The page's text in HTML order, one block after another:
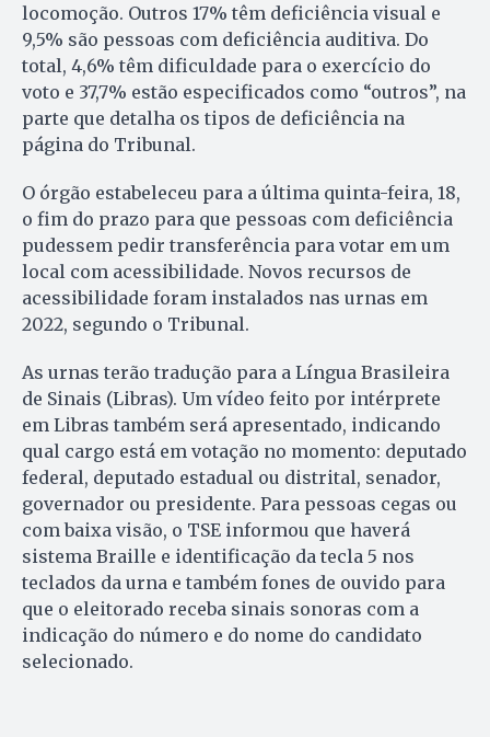
locomoção. Outros 17% têm deficiência visual e
9,5% são pessoas com deficiência auditiva. Do
total, 4,6% têm dificuldade para o exercício do
voto e 37,7% estão especificados como “outros”, na
parte que detalha os tipos de deficiência na
página do Tribunal.
O órgão estabeleceu para a última quinta-feira, 18,
o fim do prazo para que pessoas com deficiência
pudessem pedir transferência para votar em um
local com acessibilidade. Novos recursos de
acessibilidade foram instalados nas urnas em
2022, segundo o Tribunal.
As urnas terão tradução para a Língua Brasileira
de Sinais (Libras). Um vídeo feito por intérprete
em Libras também será apresentado, indicando
qual cargo está em votação no momento: deputado
federal, deputado estadual ou distrital, senador,
governador ou presidente. Para pessoas cegas ou
com baixa visão, o TSE informou que haverá
sistema Braille e identificação da tecla 5 nos
teclados da urna e também fones de ouvido para
que o eleitorado receba sinais sonoras com a
indicação do número e do nome do candidato
selecionado.